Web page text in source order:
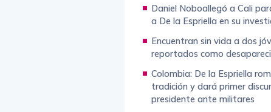
Daniel Noboallegó a Cali
a De la Espriella en su
Encuentran sin vida a dos
reportados como
Colombia: De la Espriella
tradición y dará primer
presidente ante militares